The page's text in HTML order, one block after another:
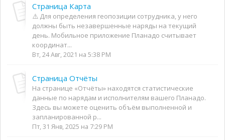
Страница Карта
⚠️ Для определения геопозиции сотрудника, у него
должны быть незавершенные наряды на текущий
день. Мобильное приложение Планадо считывает
координат...
Вт, 24 Авг, 2021 на 5:38 PM
Страница Отчёты
На странице «Отчёты» находятся статистические
данные по нарядам и исполнителям вашего Планадо.
Здесь вы можете оценить объём выполненной и
запланированной р...
Пт, 31 Янв, 2025 на 7:29 PM